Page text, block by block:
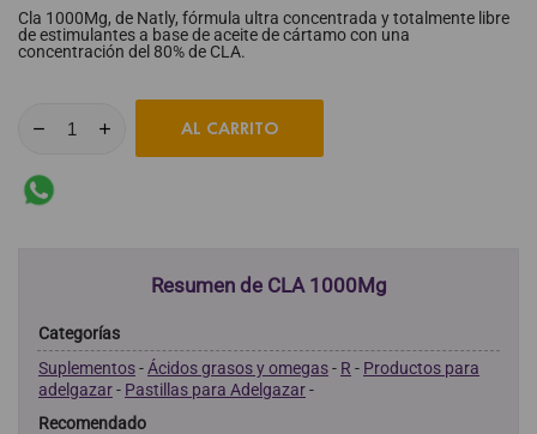
Cla 1000Mg, de Natly, fórmula ultra concentrada y totalmente libre
de estimulantes a base de aceite de cártamo con una
concentración del 80% de CLA.
AL CARRITO
Resumen de CLA 1000Mg
Categorías
Suplementos-Ácidos grasos y omegas- R - Productos para
adelgazar- Pastillas para Adelgazar-
Recomendado